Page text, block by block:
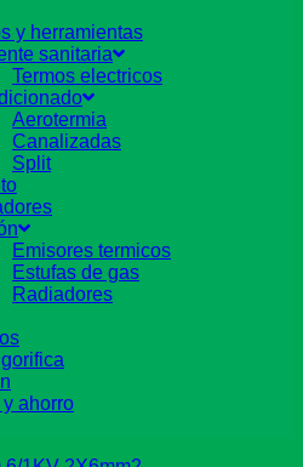
y herramientas
sanitaria
Termos electricos
Aerotermia
Canalizadas
Split
Emisores termicos
Estufas de gas
Radiadores
ahorro